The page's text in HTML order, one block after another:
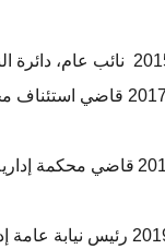
نائب عام، دائرة
قاضي استئناف
قاضي محكمة